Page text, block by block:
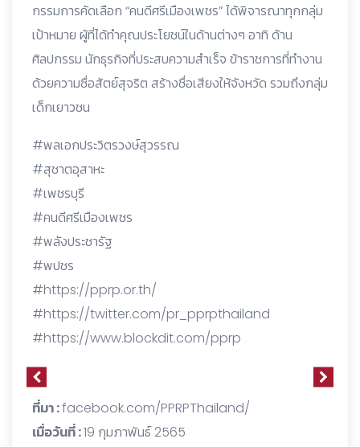
กรรมการคัดเลือก “คนดีศรีเมืองเพชร” ได้พิจารณาทุกกลุ่ม
เป้าหมาย ผู้ที่ได้ทำคุณประโยชน์ในด้านต่างๆ อาทิ ด้าน
ศิลปกรรม นักธุรกิจที่ประสบความสำเร็จ ข้าราชการที่ทำงาน
ด้วยความซื่อสัตย์สุจริต สร้างชื่อเสียงให้จังหวัด รวมถึงกลุ่ม
เด็กเยาวชน
#พลเอกประวิตรวงษ์สุวรรณ
#สุชาตอุสาหะ
#เพชรบุรี
#คนดีศรีเมืองเพชร
#พลังประชารัฐ
#พปชร
#https://pprp.or.th/
#https://twitter.com/pr_pprpthailand
#https://www.blockdit.com/pprp
ที่มา :facebook.com/PPRPThailand/
เมื่อวันที่ :19 กุมภาพันธ์ 2565